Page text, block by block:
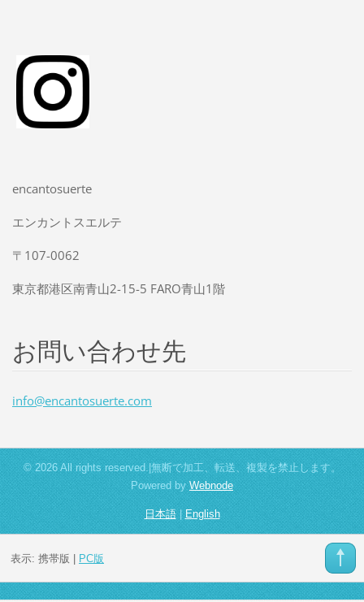
encantosuerte
エンカントスエルテ
〒107-0062
東京都港区南青山2-15-5 FARO青山1階
お問い合わせ先
info@encantosuerte.com
© 2026 All rights reserved.|無断で加工、転送、複製を禁止します。
Powered byWebnode
日本語|English
表示: 携帯版 PC版